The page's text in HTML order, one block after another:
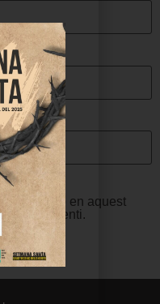
i lloc web en aquest
que comenti.